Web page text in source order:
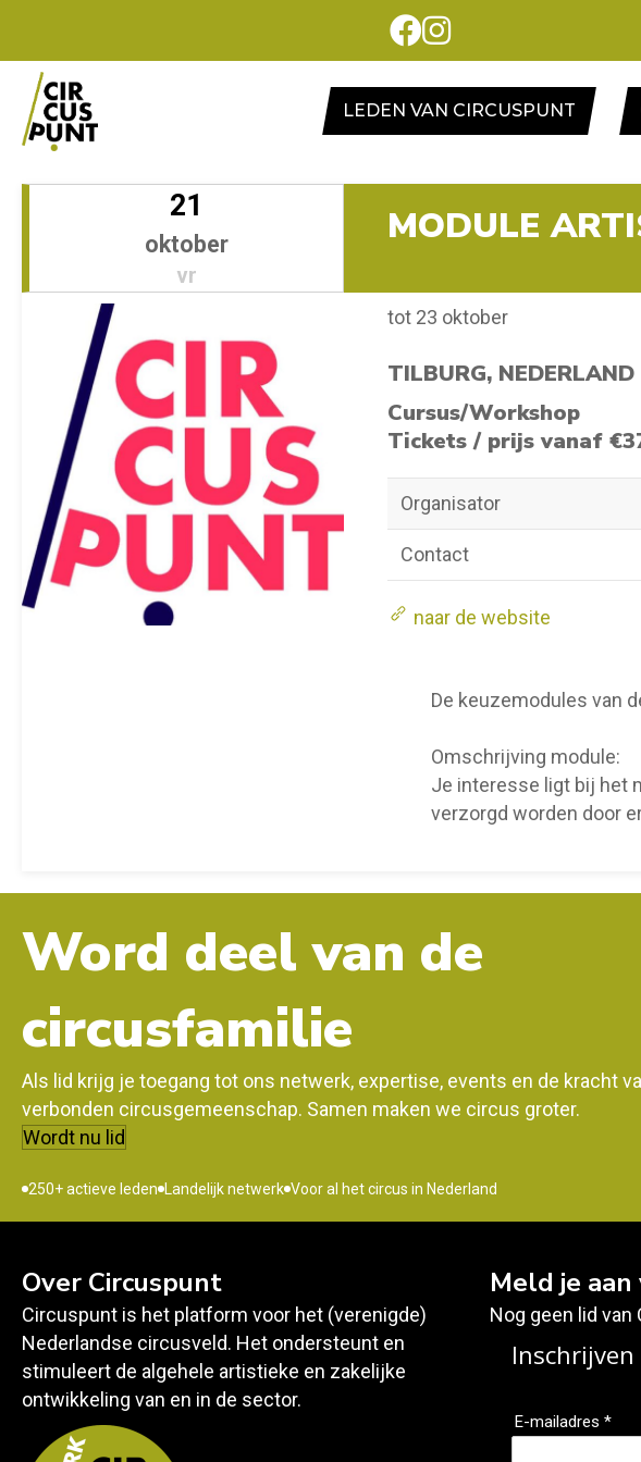
LEDEN VAN CIRCUSPUNT
21
oktober
vr
MODULE
tot 23 oktober
TILBURG, NEDERLAND
Cursus/Workshop
Tickets / prijs vanaf
Organisator
Contact
naar de website
De keuzemodules van
Omschrijving module:
Je interesse ligt bij het
verzorgd worden door
Word deel van de
circusfamilie
Als lid krijg je toegang tot ons netwerk, expertise, events en de kracht
verbonden circusgemeenschap. Samen maken we circus groter.
Wordt nu lid
250+ actieve leden Landelijk netwerk Voor al het circus in Nederland
Over Circuspunt
Circuspunt is het platform voor het (verenigde)
Nederlandse circusveld. Het ondersteunt en
stimuleert de algehele artistieke en zakelijke
ontwikkeling van en in de sector.
Meld je
Nog geen lid van
Inschrijven
E-mailadres *